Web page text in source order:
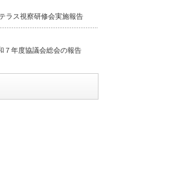
ラス視察研修会実施報告
年度協議会総会の報告